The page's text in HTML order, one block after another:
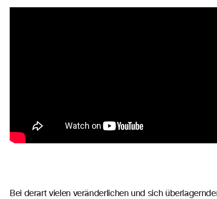
Bei derart vielen veränderlichen und sich